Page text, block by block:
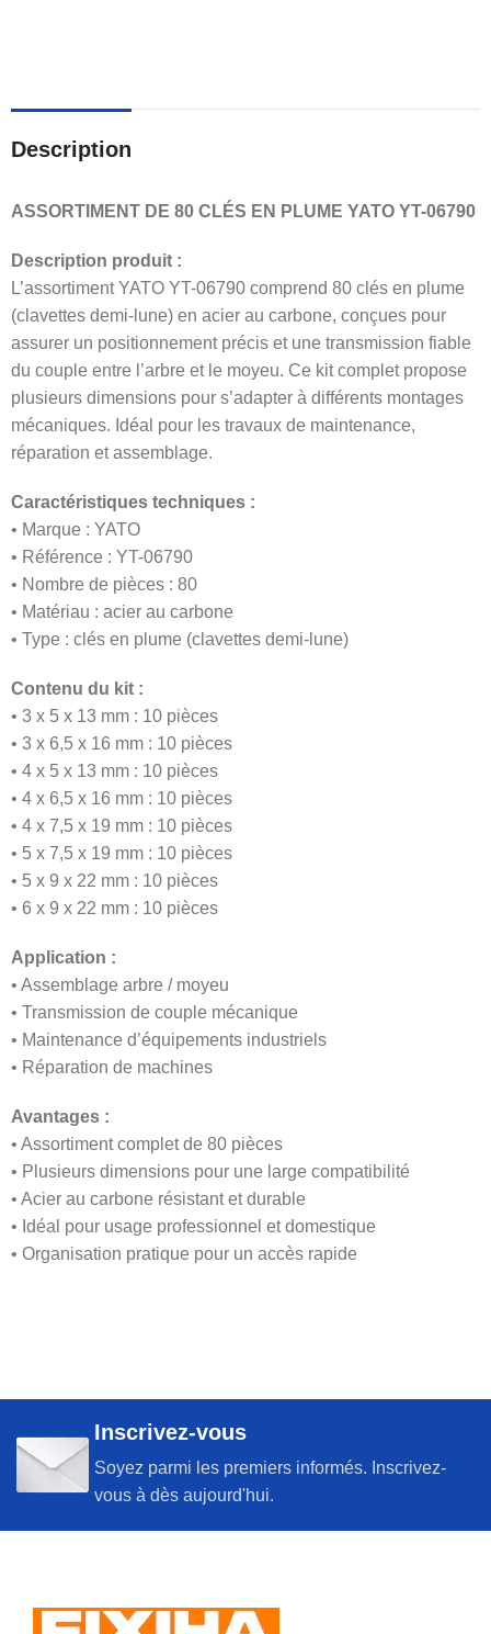
Description
ASSORTIMENT DE 80 CLÉS EN PLUME YATO YT-06790
Description produit :
L’assortiment YATO YT-06790 comprend 80 clés en plume
(clavettes demi-lune) en acier au carbone, conçues pour
assurer un positionnement précis et une transmission fiable
du couple entre l’arbre et le moyeu. Ce kit complet propose
plusieurs dimensions pour s’adapter à différents montages
mécaniques. Idéal pour les travaux de maintenance,
réparation et assemblage.
Caractéristiques techniques :
• Marque : YATO
• Référence : YT-06790
• Nombre de pièces : 80
• Matériau : acier au carbone
• Type : clés en plume (clavettes demi-lune)
Contenu du kit :
• 3 x 5 x 13 mm : 10 pièces
• 3 x 6,5 x 16 mm : 10 pièces
• 4 x 5 x 13 mm : 10 pièces
• 4 x 6,5 x 16 mm : 10 pièces
• 4 x 7,5 x 19 mm : 10 pièces
• 5 x 7,5 x 19 mm : 10 pièces
• 5 x 9 x 22 mm : 10 pièces
• 6 x 9 x 22 mm : 10 pièces
Application :
• Assemblage arbre / moyeu
• Transmission de couple mécanique
• Maintenance d’équipements industriels
• Réparation de machines
Avantages :
• Assortiment complet de 80 pièces
• Plusieurs dimensions pour une large compatibilité
• Acier au carbone résistant et durable
• Idéal pour usage professionnel et domestique
• Organisation pratique pour un accès rapide
Inscrivez-vous
Soyez parmi les premiers informés. Inscrivez-
vous à dès aujourd'hui.